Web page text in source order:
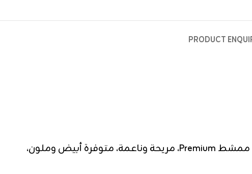
PRODUCT
القطان فانله رجالي Crew neck T-shirt ممشط فاخر بيج – دسته فنلة نص كم رجالي من القطان قطن 100% ممشط Premium، مريحة وناعمة، متوفرة أبيض وملون،